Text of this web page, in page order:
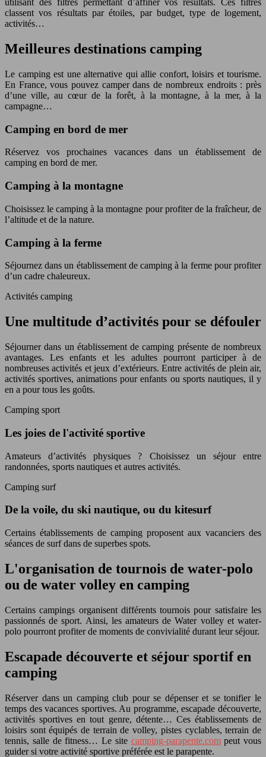
utilisant des filtres permettant d’affiner vos résultats. Ces filtres
classent vos résultats par étoiles, par budget, type de logement,
activités…
Meilleures destinations camping
Le camping est une alternative qui allie confort, loisirs et tourisme.
En France, vous pouvez camper dans de nombreux endroits : près
d’une ville, au cœur de la forêt, à la montagne, à la mer, à la
campagne…
Camping en bord de mer
Réservez vos prochaines vacances dans un établissement de
camping en bord de mer.
Camping à la montagne
Choisissez le camping à la montagne pour profiter de la fraîcheur, de
l’altitude et de la nature.
Camping à la ferme
Séjournez dans un établissement de camping à la ferme pour profiter
d’un cadre chaleureux.
Activités camping
Une multitude d’activités pour se défouler
Séjourner dans un établissement de camping présente de nombreux
avantages. Les enfants et les adultes pourront participer à de
nombreuses activités et jeux d’extérieurs. Entre activités de plein air,
activités sportives, animations pour enfants ou sports nautiques, il y
en a pour tous les goûts.
Camping sport
Les joies de l'activité sportive
Amateurs d’activités physiques ? Choisissez un séjour entre
randonnées, sports nautiques et autres activités.
Camping surf
De la voile, du ski nautique, ou du kitesurf
Certains établissements de camping proposent aux vacanciers des
séances de surf dans de superbes spots.
L'organisation de tournois de water-polo
ou de water volley en camping
Certains campings organisent différents tournois pour satisfaire les
passionnés de sport. Ainsi, les amateurs de Water volley et water-
polo pourront profiter de moments de convivialité durant leur séjour.
Escapade découverte et séjour sportif en
camping
Réserver dans un camping club pour se dépenser et se tonifier le
temps des vacances sportives. Au programme, escapade découverte,
activités sportives en tout genre, détente… Ces établissements de
loisirs sont équipés de terrain de volley, pistes cyclables, terrain de
tennis, salle de fitness… Le site camping-parapente.compeut vous
guider si votre activité sportive préférée est le parapente.